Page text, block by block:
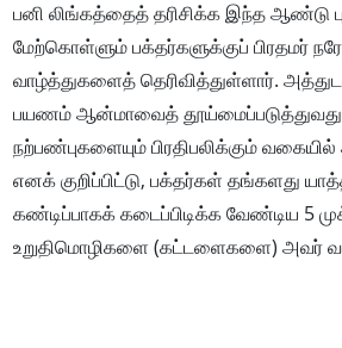
பனி லிங்கத்தைத் தரிசிக்க இந்த ஆண்டு
மேற்கொள்ளும் பக்தர்களுக்குப் பிரதமர்
வாழ்த்துகளைத் தெரிவித்துள்ளார்.
பயணம் ஆன்மாவைத்
நற்பண்புகளையும் பிரதிபலிக்கும்
எனக் குறிப்பிட்டு, பக்தர்கள் தங்களது
கண்டிப்பாகக் கடைப்பிடிக்க வேண்டிய 5
உறுதிமொழிகளை (கட்டளைகளை) அவர்